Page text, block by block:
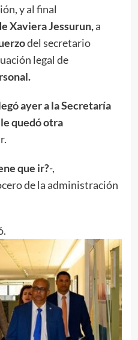
y al final
Xaviera Jessurun,a
del secretario
legal de
ayer a la Secretaría
quedó otra
que ir?-,
de la administración